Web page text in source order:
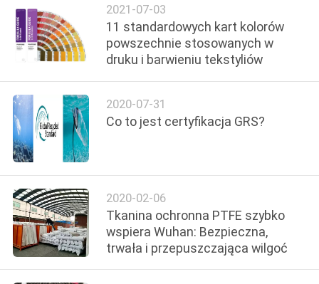
FABRYCE
KONTROLA
JAKOŚCI
SKONTAKTUJ
SIĘ
Z
NAMI
AKTUALNOŚCI
2021-07-03
11 standardowych kart kolorów
powszechnie stosowanych w
druku i barwieniu tekstyliów
2020-07-31
Co to jest certyfikacja GRS?
2020-02-06
Tkanina ochronna PTFE szybko
wspiera Wuhan: Bezpieczna,
trwała i przepuszczająca wilgoć